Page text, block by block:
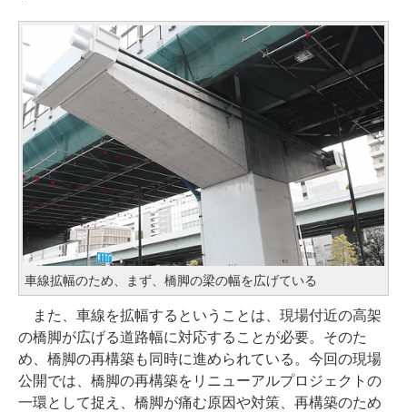
車線拡幅のため、まず、橋脚の梁の幅を広げている
また、車線を拡幅するということは、現場付近の高架
の橋脚が広げる道路幅に対応することが必要。そのた
め、橋脚の再構築も同時に進められている。今回の現場
公開では、橋脚の再構築をリニューアルプロジェクトの
一環として捉え、橋脚が痛む原因や対策、再構築のため